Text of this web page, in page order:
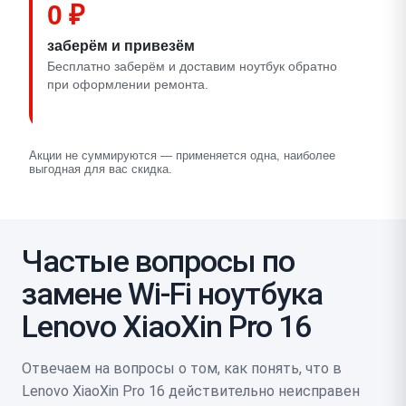
0 ₽
заберём и привезём
Бесплатно заберём и доставим ноутбук обратно
при оформлении ремонта.
Акции не суммируются — применяется одна, наиболее
выгодная для вас скидка.
Частые вопросы по
замене Wi-Fi ноутбука
Lenovo XiaoXin Pro 16
Отвечаем на вопросы о том, как понять, что в
Lenovo XiaoXin Pro 16 действительно неисправен